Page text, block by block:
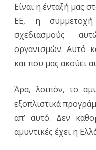
Είναι η ένταξή μας
ΕΕ, η
σχεδιασμούς
οργανισμών. Αυτό
και που μας ακούει
Άρα, λοιπόν, το
εξοπλιστικά
απ’ αυτό. Δεν
αμυντικές έχει η